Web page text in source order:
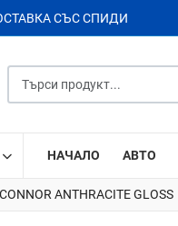
СЪС СПИДИ
НАЧАЛО АВТО
ANTHRACITE GLOSS